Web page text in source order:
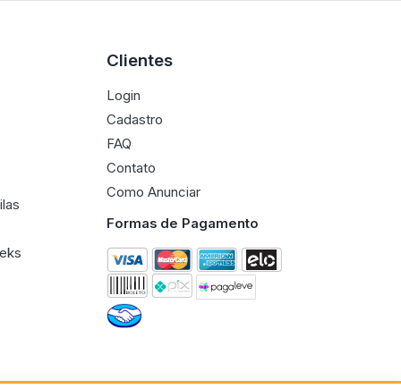
Clientes
Login
Cadastro
FAQ
Contato
Como Anunciar
Formas de Pagamento